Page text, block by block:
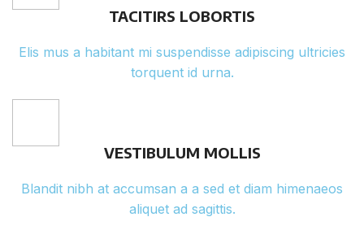
TACITIRS LOBORTIS
Elis mus a habitant mi suspendisse adipiscing ultricies
torquent id urna.
VESTIBULUM MOLLIS
Blandit nibh at accumsan a a sed et diam himenaeos
aliquet ad sagittis.